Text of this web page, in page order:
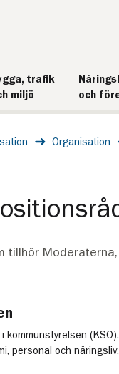
trafik
miljö
och
Organisation
tillhör Moderaterna,
personal och näringsliv.